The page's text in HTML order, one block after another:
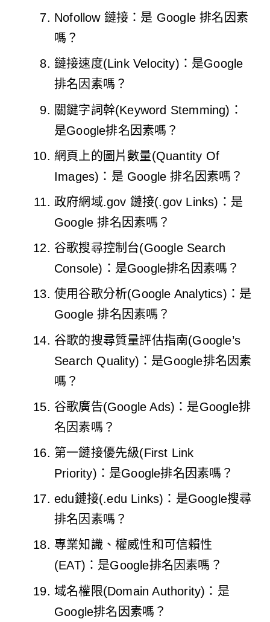
Nofollow 鏈接：是 Google 排名因素
嗎？
鏈接速度(Link Velocity)：是Google
排名因素嗎？
關鍵字詞幹(Keyword Stemming)：
是Google排名因素嗎？
網頁上的圖片數量(Quantity Of
Images)：是 Google 排名因素嗎？
政府網域.gov 鏈接(.gov Links)：是
Google 排名因素嗎？
谷歌搜尋控制台(Google Search
Console)：是Google排名因素嗎？
使用谷歌分析(Google Analytics)：是
Google 排名因素嗎？
谷歌的搜尋質量評估指南(Google’s
Search Quality)：是Google排名因素
嗎？
谷歌廣告(Google Ads)：是Google排
名因素嗎？
第一鏈接優先級(First Link
Priority)：是Google排名因素嗎？
edu鏈接(.edu Links)：是Google搜尋
排名因素嗎？
專業知識、權威性和可信賴性
(EAT)：是Google排名因素嗎？
域名權限(Domain Authority)：是
Google排名因素嗎？